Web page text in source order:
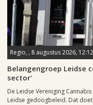
Regio, , 8 augustus 2026, 12:12
Belangengroep Leidse
sector'
De Leidse Vereniging
Leidse gedoogbeleid. Dat doet